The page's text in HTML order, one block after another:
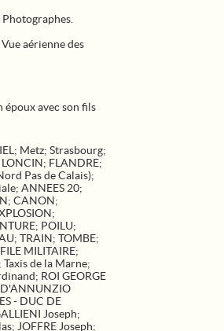
aérienne des
époux avec son fils
; Metz; Strasbourg;
LONCIN; FLANDRE;
Pas de Calais);
; ANNEES 20;
; CANON;
;
; POILU;
; TRAIN; TOMBE;
MILITAIRE;
; Taxis de la Marne;
; ROI GEORGE
D'ANNUNZIO
- DUC DE
Joseph;
; JOFFRE Joseph;